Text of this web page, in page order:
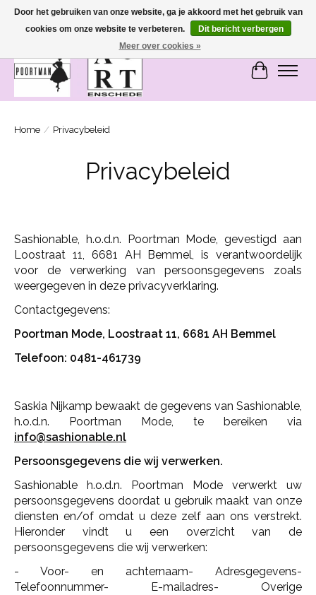
SASHIONABLE - damesmode in Bemmel en Enschede
Home / Privacybeleid
Privacybeleid
Sashionable, h.o.d.n. Poortman Mode, gevestigd aan
Loostraat 11, 6681 AH Bemmel, is verantwoordelijk
voor de verwerking van persoonsgegevens zoals
weergegeven in deze privacyverklaring.
Contactgegevens:
Poortman Mode, Loostraat 11, 6681 AH Bemmel
Telefoon: 0481-461739
Saskia Nijkamp bewaakt de gegevens van Sashionable,
h.o.d.n. Poortman Mode, te bereiken via
info@sashionable.nl
Persoonsgegevens die wij verwerken.
Sashionable h.o.d.n. Poortman Mode verwerkt uw
persoonsgegevens doordat u gebruik maakt van onze
diensten en/of omdat u deze zelf aan ons verstrekt.
Hieronder vindt u een overzicht van de
persoonsgegevens die wij verwerken:
- Voor- en achternaam- Adresgegevens-
Telefoonnummer- E-mailadres- Overige
Door het gebruiken van onze website, ga je akkoord met het gebruik van
cookies om onze website te verbeteren.
Dit bericht verbergen
Meer over cookies »